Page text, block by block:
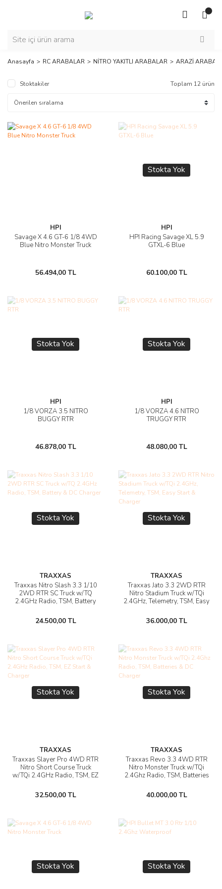
Anasayfa RC ARABALAR NİTRO YAKITLI ARABALAR ARAZİ
Stoktakiler Toplam 12 ürün
HPI
Savage X 4.6 GT-6 1/8 4WD
Blue Nitro Monster Truck
56.494,00 TL
Stokta Yok
HPI
HPI Racing Savage XL 5.9
GTXL-6 Blue
60.100,00 TL
Stokta Yok
HPI
1/8 VORZA 3.5 NITRO
BUGGY RTR
46.878,00 TL
Stokta Yok
HPI
1/8 VORZA 4.6 NITRO
TRUGGY RTR
48.080,00 TL
Stokta Yok
TRAXXAS
Traxxas Nitro Slash 3.3 1/10
2WD RTR SC Truck w/TQ
2.4GHz Radio, TSM, Battery
24.500,00 TL
Stokta Yok
TRAXXAS
Traxxas Jato 3.3 2WD RTR
Nitro Stadium Truck w/TQi
2.4GHz, Telemetry, TSM, Easy
36.000,00 TL
Stokta Yok
TRAXXAS
Traxxas Slayer Pro 4WD RTR
Nitro Short Course Truck
w/TQi 2.4GHz Radio, TSM, EZ
32.500,00 TL
Stokta Yok
TRAXXAS
Traxxas Revo 3.3 4WD RTR
Nitro Monster Truck w/TQi
2.4Ghz Radio, TSM, Batteries
40.000,00 TL
Stokta Yok Stokta Yok